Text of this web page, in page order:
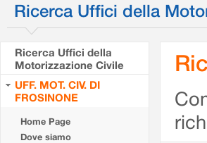
Ricerca Uffici della
Ricerca Uffici della
Motorizzazione Civile
UFF. MOT. CIV. DI
FROSINONE
Home Page
Dove siamo